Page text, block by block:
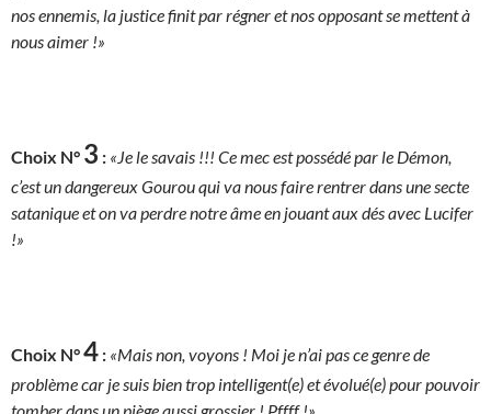
nos ennemis, la justice finit par régner et nos opposant se mettent à
nous aimer !»
Choix N° 3 : «Je le savais !!! Ce mec est possédé par le Démon,
c’est un dangereux Gourou qui va nous faire rentrer dans une secte
satanique et on va perdre notre âme en jouant aux dés avec Lucifer
!»
Choix N°4 : «Mais non, voyons ! Moi je n’ai pas ce genre de
problème car je suis bien trop intelligent(e) et évolué(e) pour pouvoir
tomber dans un piège aussi grossier ! Pffff !»